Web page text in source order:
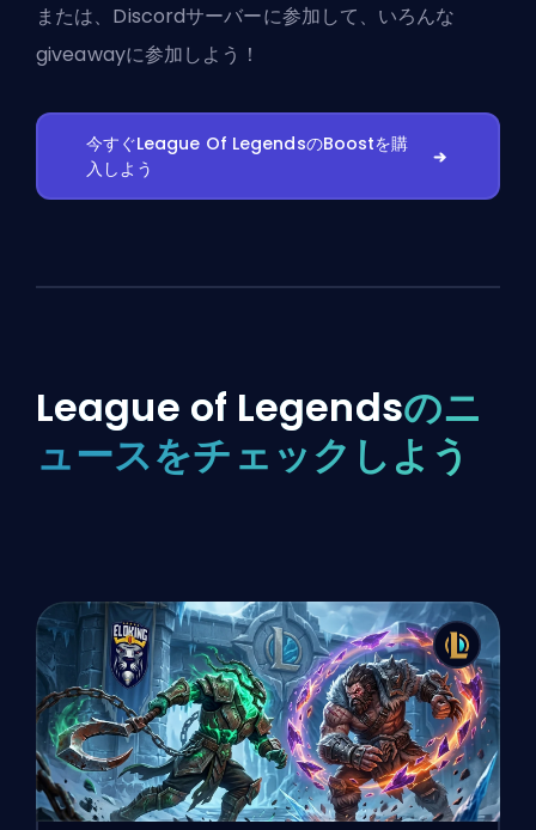
または、 Discordサーバーに参加して、いろんな
giveawayに参加しよう！
今すぐLeague Of LegendsのBoostを購
入しよう
League of Legendsのニ
ュースをチェックしよう